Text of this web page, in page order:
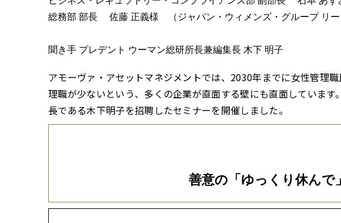
総務部 部長 佐藤 正義様 （ジャパン・ウィメンズ・グループ リー
聞き手 プレデント ウーマン総研所長兼編集長 木下 明子
アモーヴァ・アセットマネジメントでは、2030年までに女性管理
理職が少ないという、多くの企業が直面する壁にも直面していま
長である木下明子を招聘したセミナーを開催しました。
善意の「ゆっくり休んで